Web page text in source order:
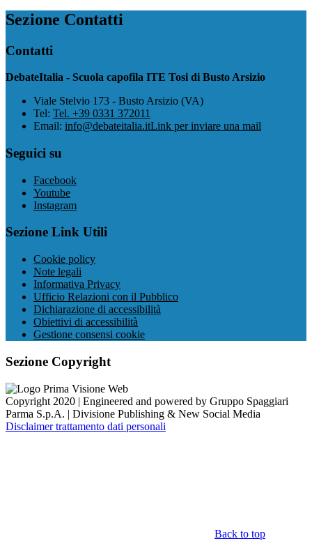
Sezione Contatti
Contatti
DebateItalia - Scuola capofila ITE Tosi di Busto Arsizio
Viale Stelvio 173 - Busto Arsizio (VA)
Tel: Tel. +39 0331 372011
Email: info@debateitalia.itLink per inviare una mail
Seguici su
Facebook
Youtube
Instagram
Sezione Link Utili
Cookie policy
Note legali
Informativa Privacy
Ufficio Relazioni con il Pubblico
Dichiarazione di accessibilità
Obiettivi di accessibilità
Gestione consensi cookie
Sezione Copyright
Copyright 2020 | Engineered and powered by Gruppo Spaggiari
Parma S.p.A. | Divisione Publishing & New Social Media
Disclaimer trattamento dati personali
Back to top